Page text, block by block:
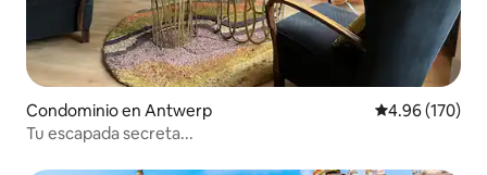
Condominio en Antwerp Calificación
4.96 (170)
Tu escapada secreta...